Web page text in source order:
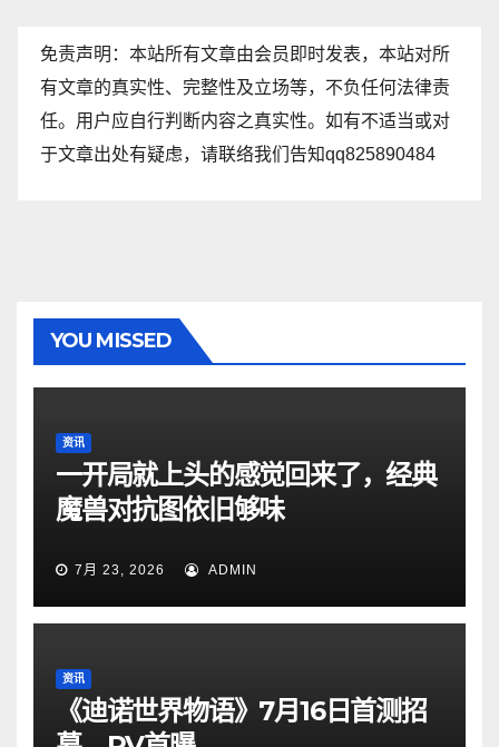
免责声明：本站所有文章由会员即时发表，本站对所
有文章的真实性、完整性及立场等，不负任何法律责
任。用户应自行判断内容之真实性。如有不适当或对
于文章出处有疑虑，请联络我们告知qq825890484
YOU MISSED
资讯
一开局就上头的感觉回来了，经典
魔兽对抗图依旧够味
7月 23, 2026 ADMIN
资讯
《迪诺世界物语》7月16日首测招